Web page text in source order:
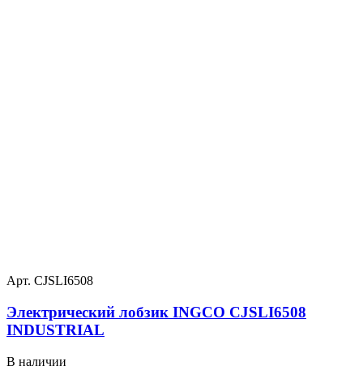
Арт. CJSLI6508
Электрический лобзик INGCO CJSLI6508
INDUSTRIAL
В наличии